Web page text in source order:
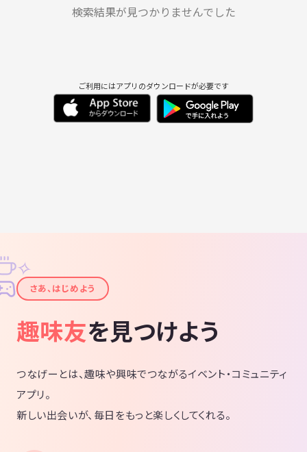
9/1 9/2 9/3 9/4 9/5
検索結果が見つかりませんでした
ご利用にはアプリのダウンロードが必要です
✦
✧
さあ、はじめよう
趣味友を見つけよう
つなげーとは、趣味や興味でつながるイベント・コミュニティ
アプリ。
新しい出会いが、毎日をもっと楽しくしてくれる。